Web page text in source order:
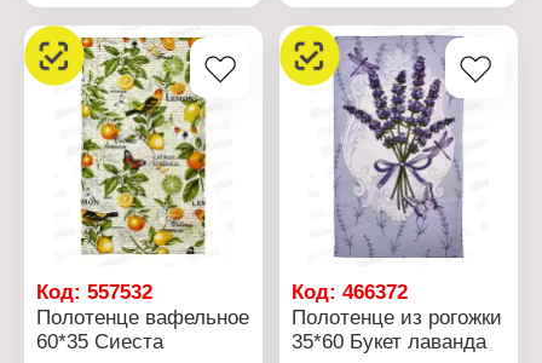
Состав: 100% хлопок
Плотность: 165 г/кв.м
Плотность: 380 г/кв.м
Код: 557532
Полотенце вафельное
60*35 Сиеста
Код:466372
Полотенце из рогожки
35*60 Букет лаванда